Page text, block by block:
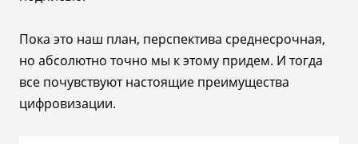
Пока это наш план, перспектива среднесрочная,
но абсолютно точно мы к этому придем. И тогда
все почувствуют настоящие преимущества
цифровизации.